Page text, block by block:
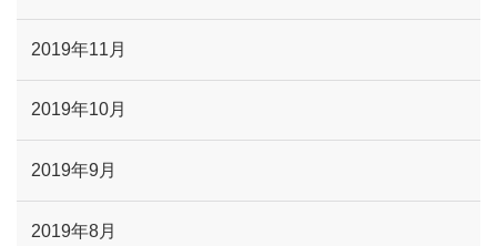
2019年11月
2019年10月
2019年9月
2019年8月